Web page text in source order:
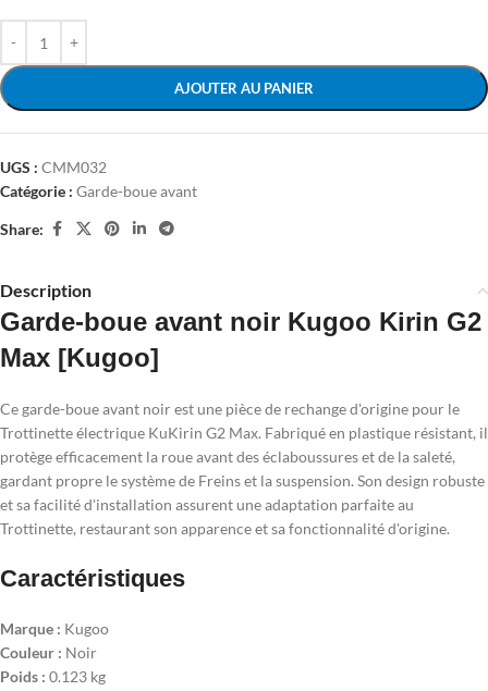
AJOUTER AU PANIER
UGS : CMM032
Catégorie : Garde-boue avant
Share:
Description
Garde-boue avant noir Kugoo Kirin G2
Max [Kugoo]
Ce garde-boue avant noir est une pièce de rechange d'origine pour le
Trottinette électrique KuKirin G2 Max. Fabriqué en plastique résistant, il
protège efficacement la roue avant des éclaboussures et de la saleté,
gardant propre le système de Freins et la suspension. Son design robuste
et sa facilité d'installation assurent une adaptation parfaite au
Trottinette, restaurant son apparence et sa fonctionnalité d'origine.
Caractéristiques
Marque : Kugoo
Couleur : Noir
Poids : 0.123 kg